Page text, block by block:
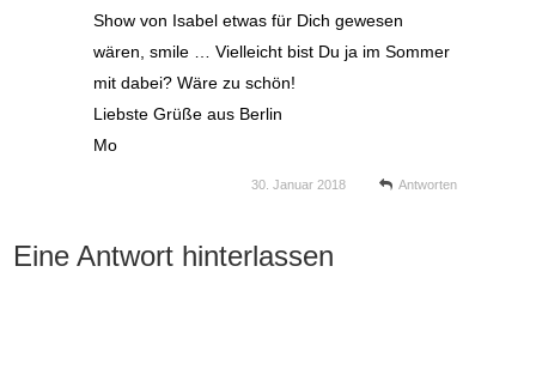
Show von Isabel etwas für Dich gewesen
wären, smile … Vielleicht bist Du ja im Sommer
mit dabei? Wäre zu schön!
Liebste Grüße aus Berlin
Mo
30. Januar 2018 Antworten
Eine Antwort hinterlassen